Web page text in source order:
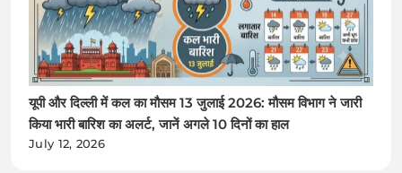
यूपी और दिल्ली में कल का मौसम 13 जुलाई 2026: मौसम विभाग ने जारी
किया भारी बारिश का अलर्ट, जानें अगले 10 दिनों का हाल
July 12, 2026